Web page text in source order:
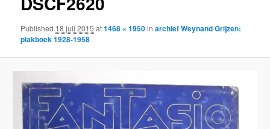
Published 18 juli 2015 at1468 × 1950inarchief Weynand Grijzen:
plakboek 1928-1958